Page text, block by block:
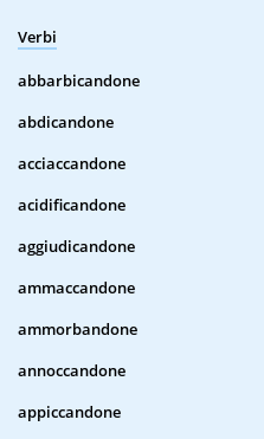
Verbi
abbarbicandone
abdicandone
acciaccandone
acidificandone
aggiudicandone
ammaccandone
ammorbandone
annoccandone
appiccandone